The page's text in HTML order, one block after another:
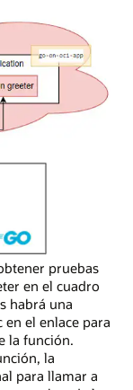
pruebas
en el cuadro
habrá una
el enlace para
la función.
la
para llamar a